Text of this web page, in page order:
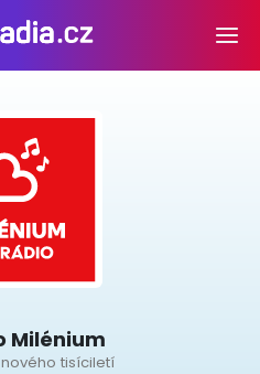
Milénium
tisíciletí